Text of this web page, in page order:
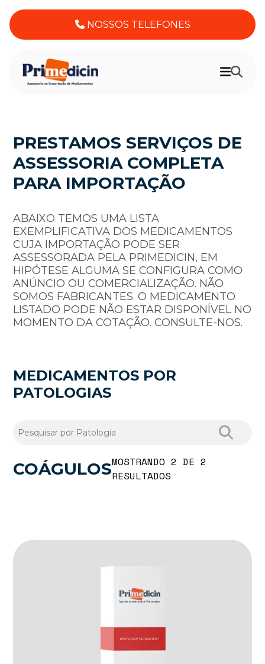
NOSSOS TELEFONES
PRESTAMOS SERVIÇOS DE
ASSESSORIA COMPLETA
PARA IMPORTAÇÃO
ABAIXO TEMOS UMA LISTA
EXEMPLIFICATIVA DOS MEDICAMENTOS
CUJA IMPORTAÇÃO PODE SER
ASSESSORADA PELA PRIMEDICIN, EM
HIPÓTESE ALGUMA SE CONFIGURA COMO
ANÚNCIO OU COMERCIALIZAÇÃO. NÃO
SOMOS FABRICANTES. O MEDICAMENTO
LISTADO PODE NÃO ESTAR DISPONÍVEL NO
MOMENTO DA COTAÇÃO. CONSULTE-NOS.
MEDICAMENTOS POR
PATOLOGIAS
COÁGULOSMOSTRANDO 2 DE 2
RESULTADOS